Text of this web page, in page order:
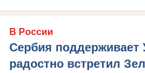
В России
Сербия поддерживает
радостно встретил